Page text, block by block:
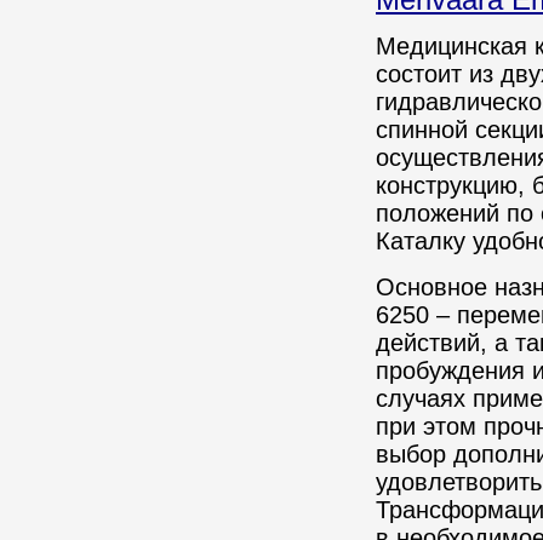
Медицинская
состоит из
спинной
конструкцию,
положений по
Каталку
Основное
6250 –
действий, а
пробуждения
случаях
при этом
выбор